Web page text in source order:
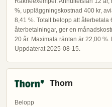
%, uppläggningskostnad 400 kr,
8,41 %. Totalt belopp att återbetala
återbetalningar, ger en
20 år. Maximala räntan är 22,00
Uppdaterat 2025-08-15.
Thorn
Belopp